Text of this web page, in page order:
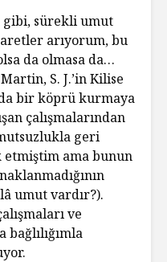
gibi, sürekli umut
arıyorum, bu
da olmasa da…
S. J.’in Kilise
bir köprü kurmaya
çalışmalarından
geri
ama bunun
umut vardır?).
ve
bağlılığımla